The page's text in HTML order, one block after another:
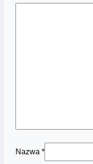
Nazwa *